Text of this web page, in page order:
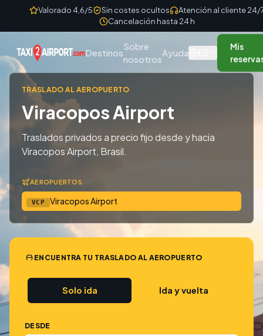
Skip to contentValorado 4,6/5 Sin costes ocultos
Atención al cliente 24/
Cancelación hasta 24 h
Destinos
Sobre
nosotros
Ayuda
Mis
TRASLADO AL AEROPUERTO
Viracopos Airport
Traslados privados a precio fijo desde y hacia
Viracopos Airport, Brasil.
AEROPUERTOS
VCP Viracopos Airport
ENCUENTRA TU TRASLADO AL AEROPUERTO
Solo ida Ida y vuelta
DESDE